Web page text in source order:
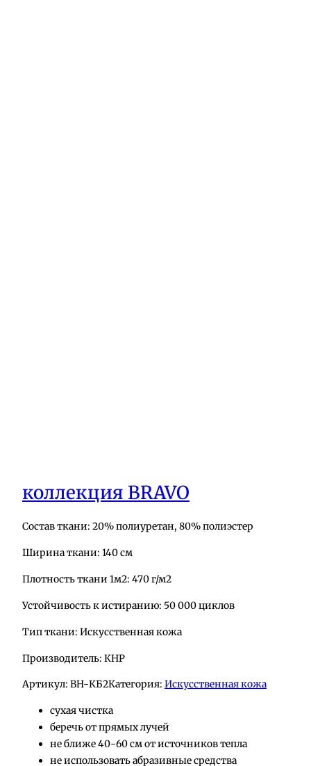
коллекция BRAVO
Состав ткани: 20% полиуретан, 80% полиэстер
Ширина ткани: 140 см
Плотность ткани 1м2: 470 г/м2
Устойчивость к истиранию: 50 000 циклов
Тип ткани: Искусственная кожа
Производитель: КНР
Артикул: BH-КБ2Категория: Искусственная кожа
сухая чистка
беречь от прямых лучей
не ближе 40-60 см от источников тепла
не использовать абразивные средства